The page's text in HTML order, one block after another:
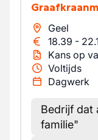
Geel
18.39 -
Kans op
Voltijds
Dagwerk
Bedrijf dat
familie"